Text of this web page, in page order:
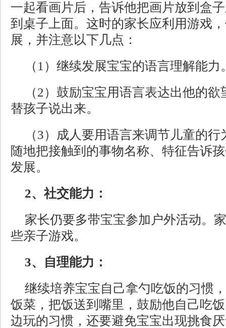
一起看画片后，告诉他把画片放到盒
到桌子上面。这时的家长应利用游戏
展，并注意以下几点：
（1）继续发展宝宝的语言理解能力
（2）鼓励宝宝用语言表达出他的
替孩子说出来。
（3）成人要用语言来调节儿童的
随地把接触到的事物名称、特征告诉
发展。
2、社交能力：
家长仍要多带宝宝参加户外活动。
些亲子游戏。
3、自理能力：
继续培养宝宝自己拿勺吃饭的习惯
饭菜，把饭送到嘴里，鼓励他自己吃
边玩的习惯，还要避免宝宝出现挑食